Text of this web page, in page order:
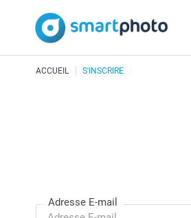
ACCUEIL S'INSCRIRE
Adresse E-mail